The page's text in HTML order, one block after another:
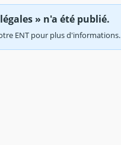
» n'a été publié.
ENT pour plus d'informations.